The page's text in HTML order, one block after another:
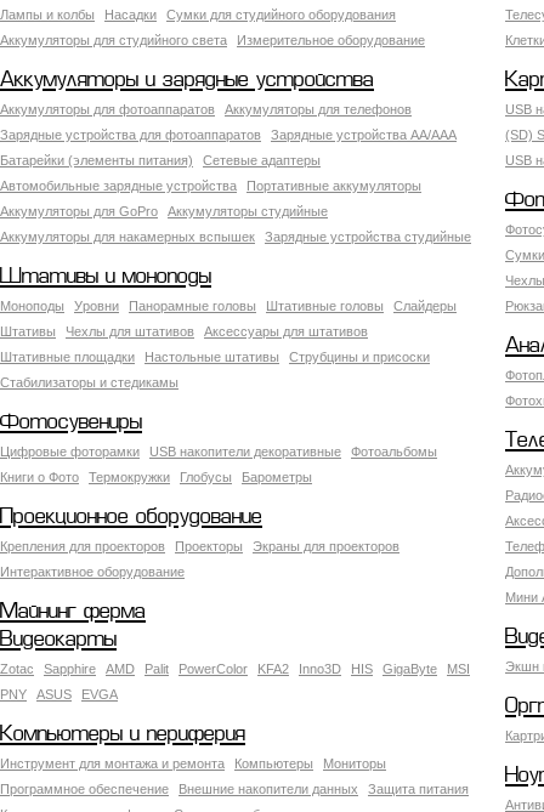
Лампы и колбы
Насадки
Сумки для студийного оборудования
Аккумуляторы для студийного света
Измерительное оборудование
Аккумуляторы и зарядные устройства
Аккумуляторы для фотоаппаратов
Аккумуляторы для телефонов
Зарядные устройства для фотоаппаратов
Зарядные устройства AA/AAA
Батарейки (элементы питания)
Сетевые адаптеры
Автомобильные зарядные устройства
Портативные аккумуляторы
Аккумуляторы для GoPro
Аккумуляторы студийные
Аккумуляторы для накамерных вспышек
Зарядные устройства студийные
USB
(SD)
USB
Штативы и моноподы
Моноподы Уровни Панорамные головы Штативные головы
Слайдеры
Штативы
Чехлы для штативов
Аксессуары для штативов
Штативные площадки
Настольные штативы
Струбцины и присоски
Стабилизаторы и стедикамы
Фотосувениры
Цифровые фоторамки USB накопители декоративные
Фотоальбомы
Книги о Фото
Термокружки Глобусы Барометры
Мини
Проекционное оборудование
Крепления для проекторов Проекторы
Экраны для проекторов
Интерактивное оборудование
Майнинг ферма
Экшн
Видеокарты
Zotac Sapphire AMD Palit PowerColor KFA2 Inno3D HIS GigaByte
MSI
PNY
ASUS EVGA
Компьютеры и периферия
Инструмент для монтажа и ремонта Компьютеры
Мониторы
Программное обеспечение
Внешние накопители данных
Защита питания